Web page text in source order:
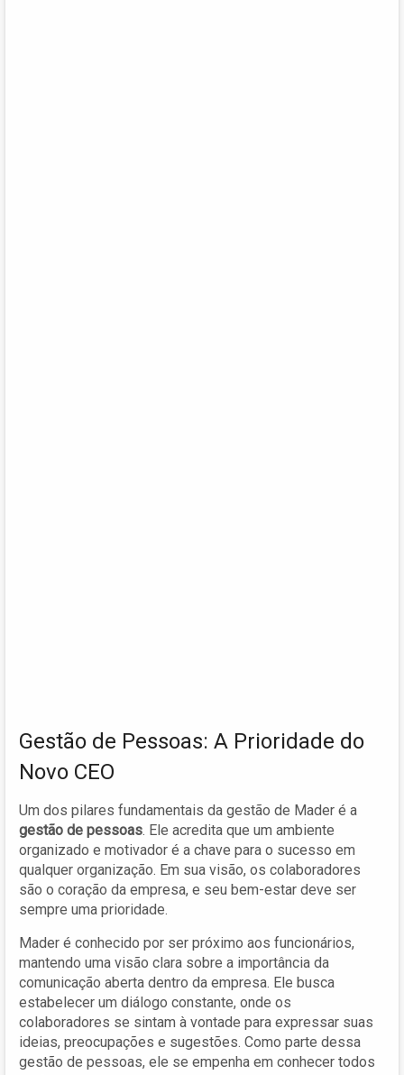
Gestão de Pessoas: A Prioridade do
Novo CEO
Um dos pilares fundamentais da gestão de Mader é a
gestão de pessoas. Ele acredita que um ambiente
organizado e motivador é a chave para o sucesso em
qualquer organização. Em sua visão, os colaboradores
são o coração da empresa, e seu bem-estar deve ser
sempre uma prioridade.
Mader é conhecido por ser próximo aos funcionários,
mantendo uma visão clara sobre a importância da
comunicação aberta dentro da empresa. Ele busca
estabelecer um diálogo constante, onde os
colaboradores se sintam à vontade para expressar suas
ideias, preocupações e sugestões. Como parte dessa
gestão de pessoas, ele se empenha em conhecer todos